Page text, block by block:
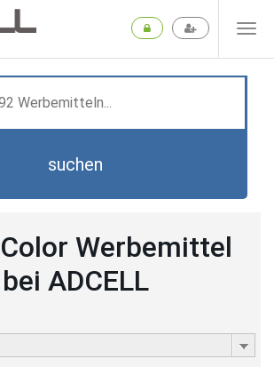
suchen
Werbemittel
bei ADCELL